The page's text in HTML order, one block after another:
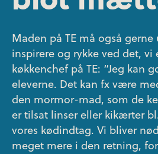
Maden på TE må også
inspirere og rykke ved det, vi
køkkenchef på TE: “Jeg kan
eleverne. Det kan fx være
den mormor-mad, som de
er tilsat linser eller kikærter
vores kødindtag. Vi bliver
meget mere i den retning,